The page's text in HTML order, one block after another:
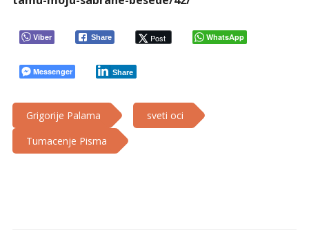
Viber Share Post WhatsApp
Messenger Share
Grigorije Palama
sveti oci
Tumacenje Pisma